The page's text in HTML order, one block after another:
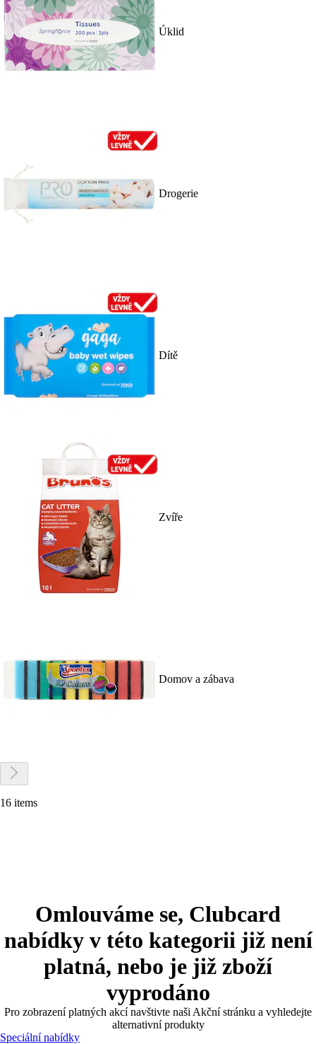
Úklid
Drogerie
Dítě
Zvíře
Domov a zábava
16 items
Omlouváme se, Clubcard
nabídky v této kategorii již není
platná, nebo je již zboží
vyprodáno
Pro zobrazení platných akcí navštivte naši Akční stránku a vyhledejte
alternativní produkty
Speciální nabídky